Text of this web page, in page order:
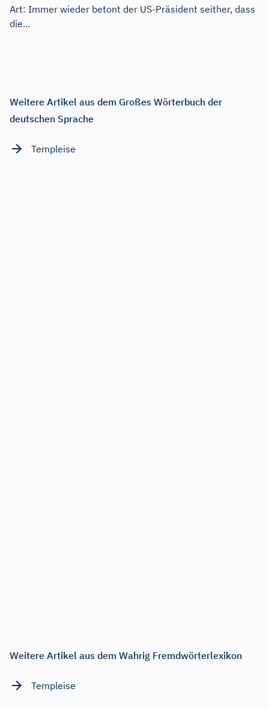
Art: Immer wieder betont der US-Präsident seither, dass
die...
Weitere Artikel aus dem Großes Wörterbuch der
deutschen Sprache
Templeise
Weitere Artikel aus dem Wahrig Fremdwörterlexikon
Templeise